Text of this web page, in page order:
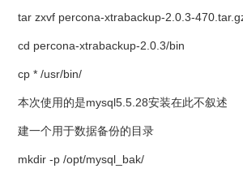
tar zxvf percona-xtrabackup-2.0.3-
cd percona-xtrabackup-2.0.3/bin
cp * /usr/bin/
本次使用的是mysql5.5.28安装在此不叙述
建一个用于数据备份的目录
mkdir -p /opt/mysql_bak/